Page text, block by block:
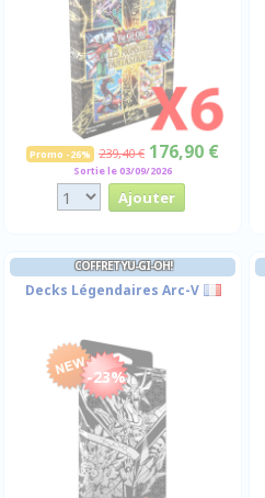
Promo -26% 239,40 € 176,90 €
Sortie le 03/09/2026
COFFRET YU-GI-OH!
Decks Légendaires Arc-V
-23%